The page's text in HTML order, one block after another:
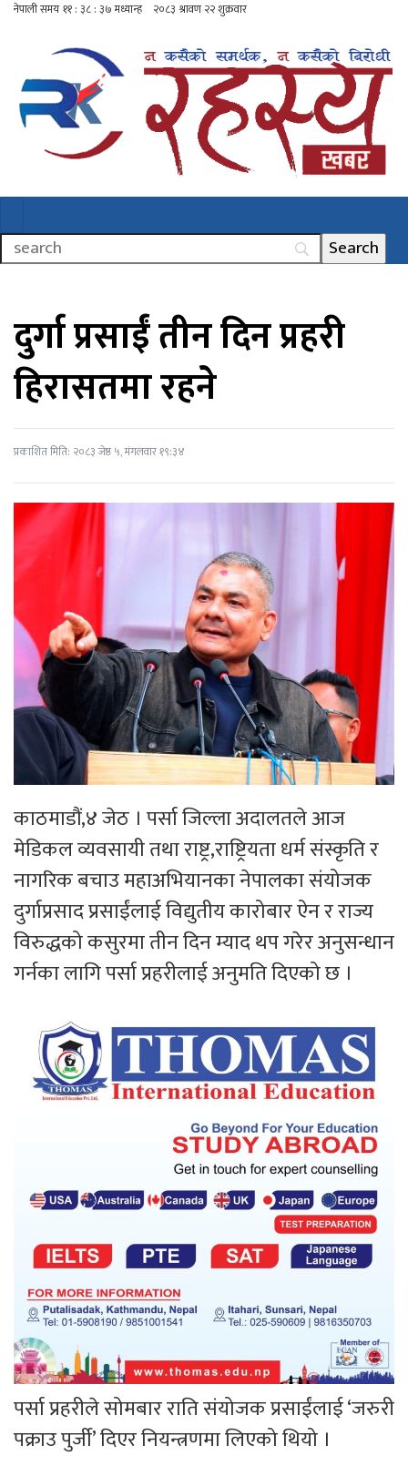
दुर्गा प्रसाईं तीन दिन प्रहरी
हिरासतमा रहने
प्रकाशित मिति: २०८३ जेष्ठ ५, मंगलवार १९:३४
काठमाडौं,४ जेठ । पर्सा जिल्ला अदालतले आज
मेडिकल व्यवसायी तथा राष्ट्र,राष्ट्रियता धर्म संस्कृति र
नागरिक बचाउ महाअभियानका नेपालका संयोजक
दुर्गाप्रसाद प्रसाईंलाई विद्युतीय कारोबार ऐन र राज्य
विरुद्धको कसुरमा तीन दिन म्याद थप गरेर अनुसन्धान
गर्नका लागि पर्सा प्रहरीलाई अनुमति दिएको छ ।
पर्सा प्रहरीले सोमबार राति संयोजक प्रसाईंलाई ‘जरुरी
पक्राउ पुर्जी’ दिएर नियन्त्रणमा लिएको थियो ।